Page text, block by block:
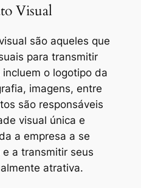
Visual
são aqueles que
para transmitir
o logotipo da
imagens, entre
são responsáveis
visual única e
a empresa a se
a transmitir seus
atrativa.